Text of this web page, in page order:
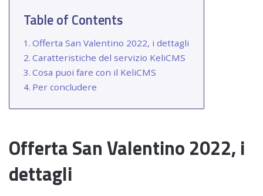
Table of Contents
Offerta San Valentino 2022, i dettagli
Caratteristiche del servizio KeliCMS
Cosa puoi fare con il KeliCMS
Per concludere
Offerta San Valentino 2022, i
dettagli